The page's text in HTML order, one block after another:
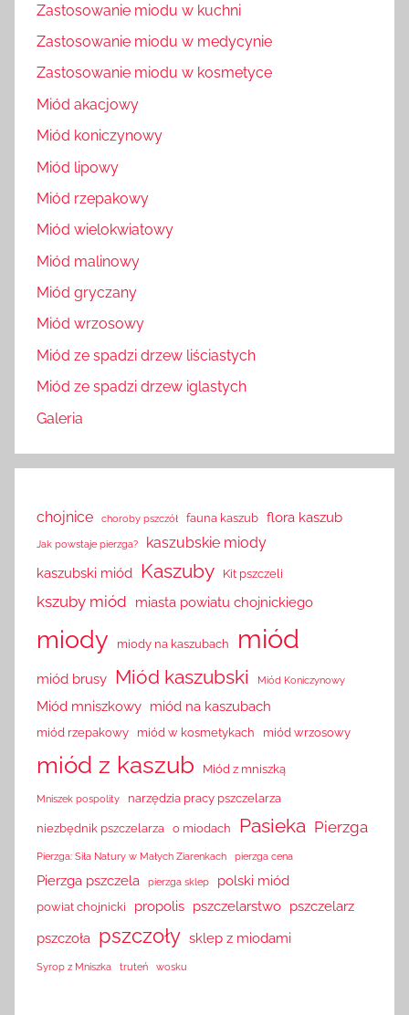
Zastosowanie miodu w kuchni
Zastosowanie miodu w medycynie
Zastosowanie miodu w kosmetyce
Miód akacjowy
Miód koniczynowy
Miód lipowy
Miód rzepakowy
Miód wielokwiatowy
Miód malinowy
Miód gryczany
Miód wrzosowy
Miód ze spadzi drzew liściastych
Miód ze spadzi drzew iglastych
Galeria
chojnice choroby pszczół fauna kaszub flora kaszub
Jak powstaje pierzga? kaszubskie miody
kaszubski miód Kaszuby Kit pszczeli
kszuby miód miasta powiatu chojnickiego
miody miody na kaszubach miód
miód brusy Miód kaszubski Miód Koniczynowy
Miód mniszkowy miód na kaszubach
miód rzepakowy miód w kosmetykach miód wrzosowy
miód z kaszub Miód z mniszką
Mniszek pospolity narzędzia pracy pszczelarza
niezbędnik pszczelarza o miodach Pasieka Pierzga
Pierzga: Siła Natury w Małych Ziarenkach pierzga cena
Pierzga pszczela pierzga sklep polski miód
powiat chojnicki propolis pszczelarstwo pszczelarz
pszczoła pszczoły sklep z miodami
Syrop z Mniszka truteń wosku